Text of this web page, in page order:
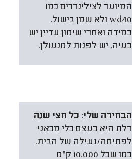
המיועד לצילינדרים כמו
wd40 ולא שמן בישול.
במידה ואחרי שימון עדיין יש
בעיה, יש לפנות למנעולן.
הבחירה שלי: כל חצי שנה
דלת היא בעצם כלי מכאני
לפתיחה/נעילה של הבית.
כמו שכל 10.000 ק"מ